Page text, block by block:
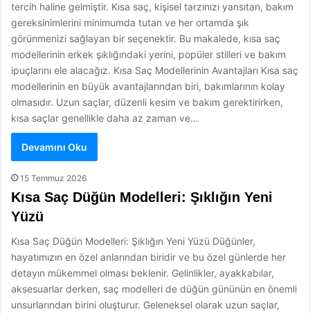
tercih haline gelmiştir. Kısa saç, kişisel tarzınızı yansıtan, bakım
gereksinimlerini minimumda tutan ve her ortamda şık
görünmenizi sağlayan bir seçenektir. Bu makalede, kısa saç
modellerinin erkek şıklığındaki yerini, popüler stilleri ve bakım
ipuçlarını ele alacağız. Kısa Saç Modellerinin Avantajları Kısa saç
modellerinin en büyük avantajlarından biri, bakımlarının kolay
olmasıdır. Uzun saçlar, düzenli kesim ve bakım gerektirirken,
kısa saçlar genellikle daha az zaman ve…
Devamını Oku
15 Temmuz 2026
Kısa Saç Düğün Modelleri: Şıklığın Yeni
Yüzü
Kısa Saç Düğün Modelleri: Şıklığın Yeni Yüzü Düğünler,
hayatımızın en özel anlarından biridir ve bu özel günlerde her
detayın mükemmel olması beklenir. Gelinlikler, ayakkabılar,
aksesuarlar derken, saç modelleri de düğün gününün en önemli
unsurlarından birini oluşturur. Geleneksel olarak uzun saçlar,